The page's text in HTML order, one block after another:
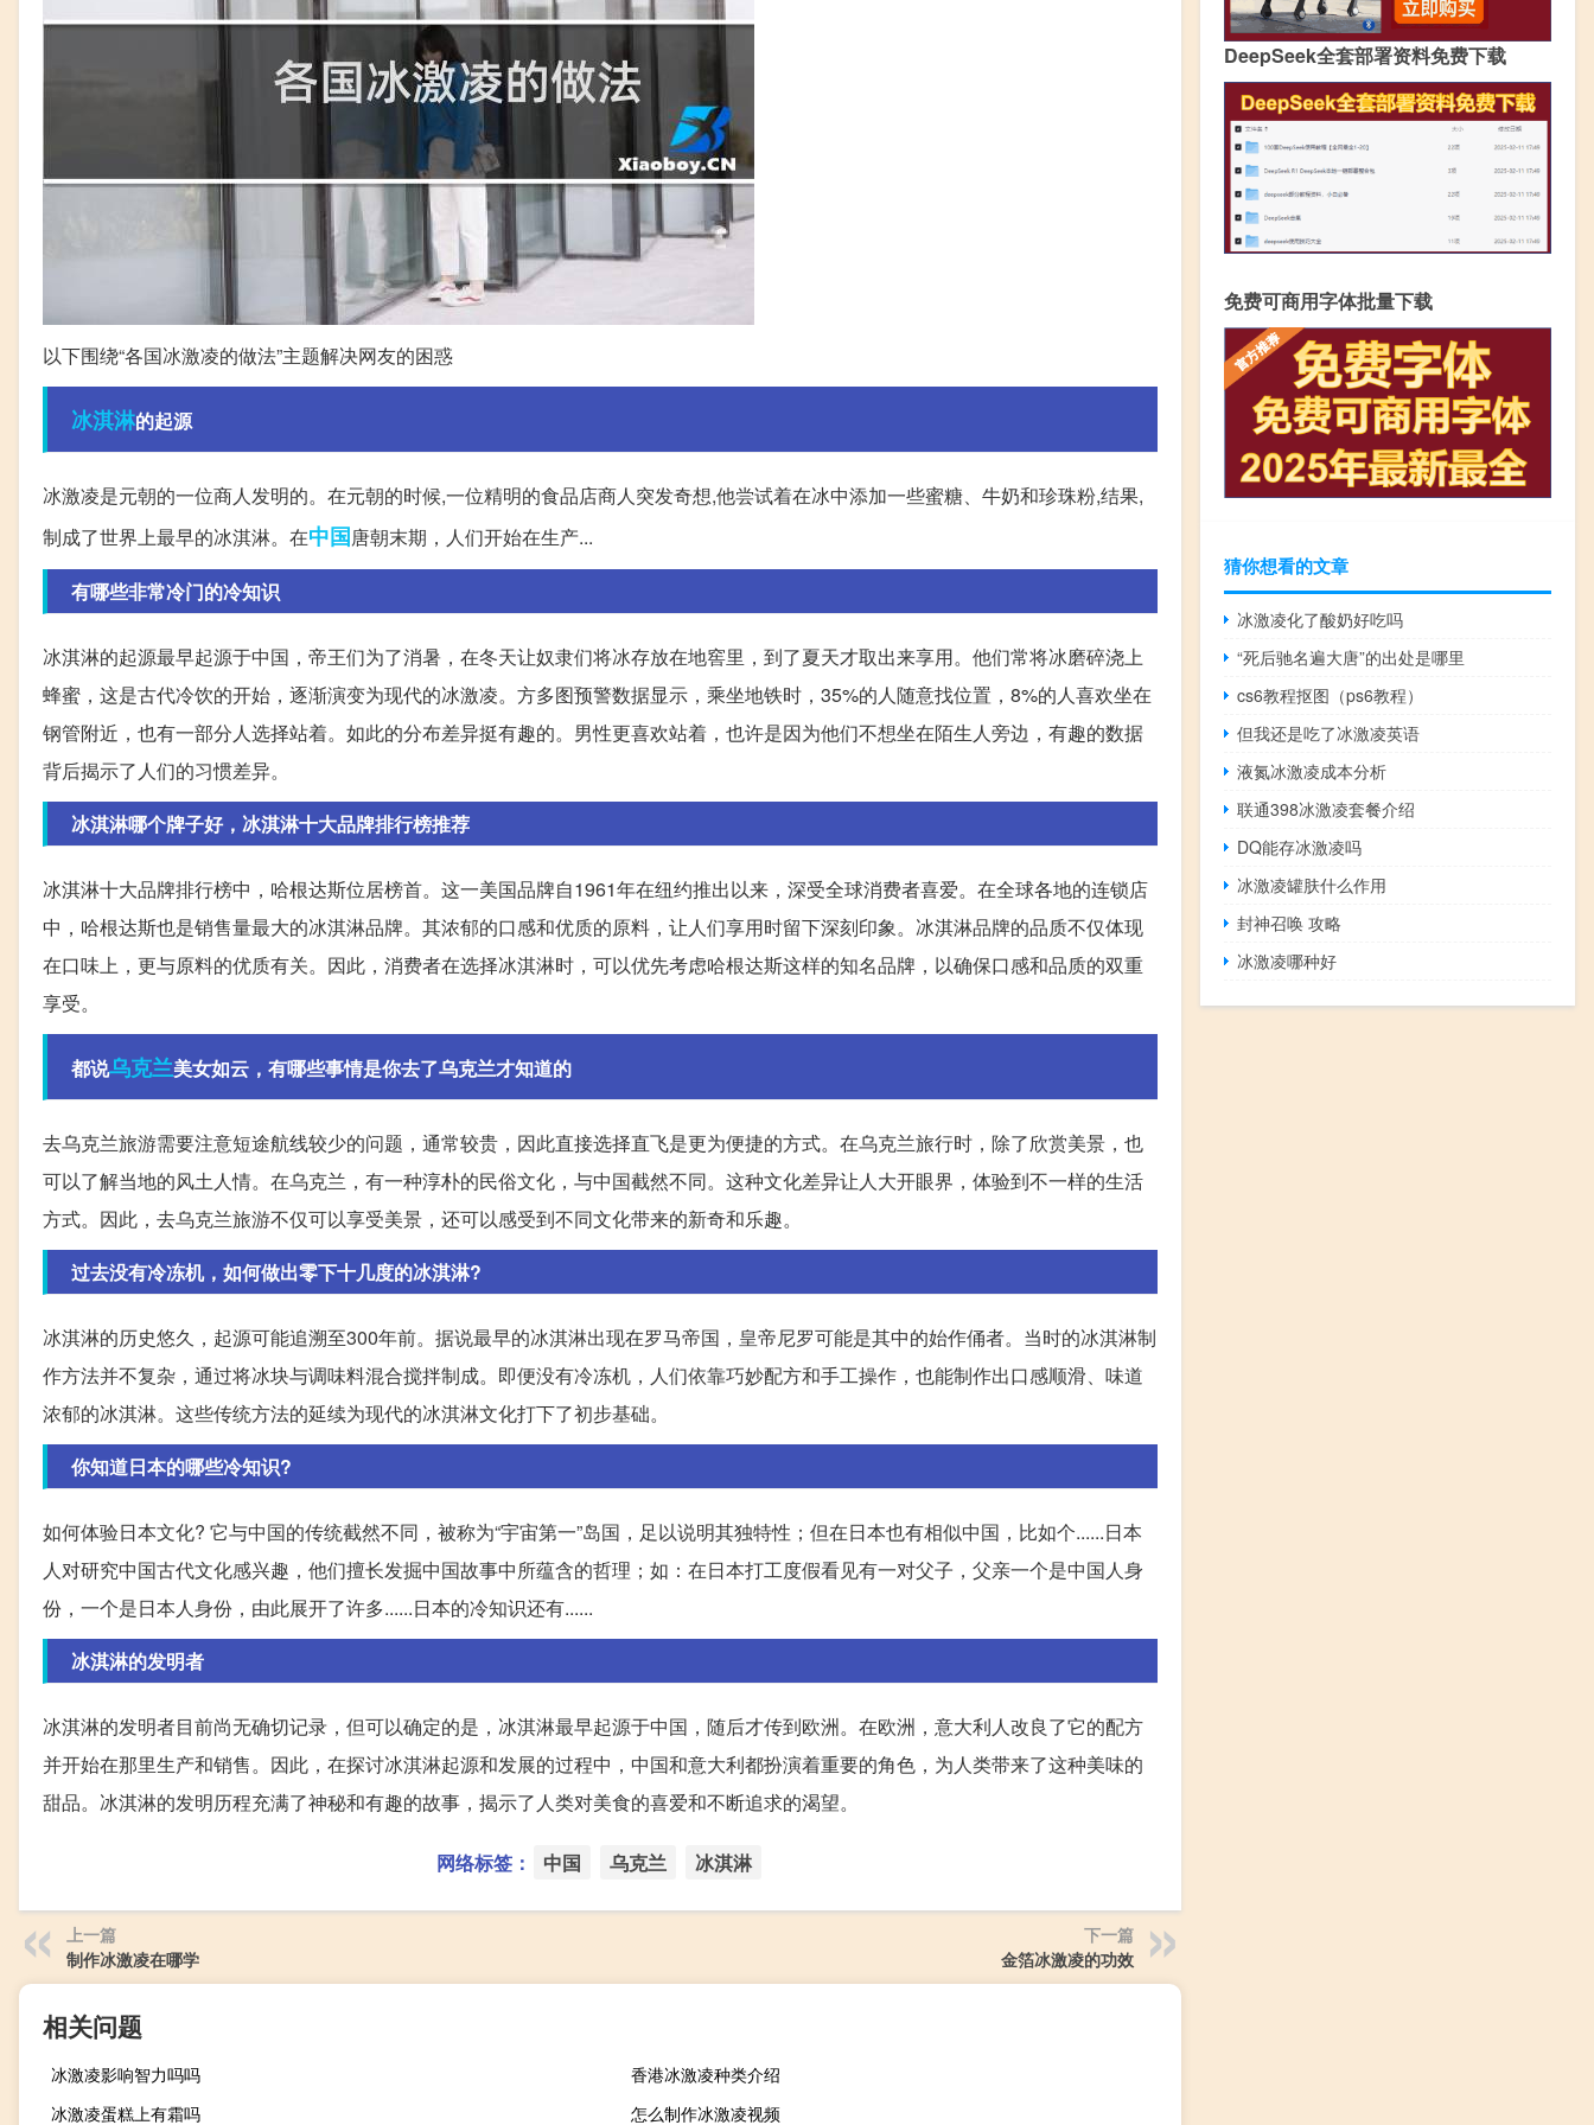
以下围绕“各国冰激凌的做法”主题解决网友的困惑
冰淇淋的起源
冰激凌是元朝的一位商人发明的。在元朝的时候,一位精明的食品店商人突发奇想,他尝试着在冰中添加一些蜜糖、牛奶和珍珠粉,结果,
制成了世界上最早的冰淇淋。在中国唐朝末期，人们开始在生产...
有哪些非常冷门的冷知识
冰淇淋的起源最早起源于中国，帝王们为了消暑，在冬天让奴隶们将冰存放在地窖里，到了夏天才取出来享用。他们常将冰磨碎浇上
蜂蜜，这是古代冷饮的开始，逐渐演变为现代的冰激凌。方多图预警数据显示，乘坐地铁时，35%的人随意找位置，8%的人喜欢坐在
钢管附近，也有一部分人选择站着。如此的分布差异挺有趣的。男性更喜欢站着，也许是因为他们不想坐在陌生人旁边，有趣的数据
背后揭示了人们的习惯差异。
冰淇淋哪个牌子好，冰淇淋十大品牌排行榜推荐
冰淇淋十大品牌排行榜中，哈根达斯位居榜首。这一美国品牌自1961年在纽约推出以来，深受全球消费者喜爱。在全球各地的连锁店
中，哈根达斯也是销售量最大的冰淇淋品牌。其浓郁的口感和优质的原料，让人们享用时留下深刻印象。冰淇淋品牌的品质不仅体现
在口味上，更与原料的优质有关。因此，消费者在选择冰淇淋时，可以优先考虑哈根达斯这样的知名品牌，以确保口感和品质的双重
享受。
都说乌克兰美女如云，有哪些事情是你去了乌克兰才知道的
去乌克兰旅游需要注意短途航线较少的问题，通常较贵，因此直接选择直飞是更为便捷的方式。在乌克兰旅行时，除了欣赏美景，也
可以了解当地的风土人情。在乌克兰，有一种淳朴的民俗文化，与中国截然不同。这种文化差异让人大开眼界，体验到不一样的生活
方式。因此，去乌克兰旅游不仅可以享受美景，还可以感受到不同文化带来的新奇和乐趣。
过去没有冷冻机，如何做出零下十几度的冰淇淋?
冰淇淋的历史悠久，起源可能追溯至300年前。据说最早的冰淇淋出现在罗马帝国，皇帝尼罗可能是其中的始作俑者。当时的冰淇淋制
作方法并不复杂，通过将冰块与调味料混合搅拌制成。即便没有冷冻机，人们依靠巧妙配方和手工操作，也能制作出口感顺滑、味道
浓郁的冰淇淋。这些传统方法的延续为现代的冰淇淋文化打下了初步基础。
你知道日本的哪些冷知识?
如何体验日本文化? 它与中国的传统截然不同，被称为“宇宙第一”岛国，足以说明其独特性；但在日本也有相似中国，比如个......日本
人对研究中国古代文化感兴趣，他们擅长发掘中国故事中所蕴含的哲理；如：在日本打工度假看见有一对父子，父亲一个是中国人身
份，一个是日本人身份，由此展开了许多......日本的冷知识还有......
冰淇淋的发明者
冰淇淋的发明者目前尚无确切记录，但可以确定的是，冰淇淋最早起源于中国，随后才传到欧洲。在欧洲，意大利人改良了它的配方
并开始在那里生产和销售。因此，在探讨冰淇淋起源和发展的过程中，中国和意大利都扮演着重要的角色，为人类带来了这种美味的
甜品。冰淇淋的发明历程充满了神秘和有趣的故事，揭示了人类对美食的喜爱和不断追求的渴望。
网络标签： 中国 乌克兰 冰淇淋
上一篇
制作冰激凌在哪学
下一篇
金箔冰激凌的功效
相关问题
冰激凌影响智力吗吗
香港冰激凌种类介绍
冰激凌蛋糕上有霜吗
怎么制作冰激凌视频
DeepSeek全套部署资料免费下载
免费可商用字体批量下载
猜你想看的文章
冰激凌化了酸奶好吃吗
“死后驰名遍大唐”的出处是哪里
cs6教程抠图（ps6教程）
但我还是吃了冰激凌英语
液氮冰激凌成本分析
联通398冰激凌套餐介绍
DQ能存冰激凌吗
冰激凌罐肤什么作用
封神召唤 攻略
冰激凌哪种好